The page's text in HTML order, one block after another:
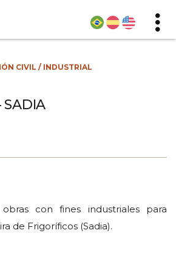
CIVIL / INDUSTRIAL
SADIA
con fines industriales para
de Frigoríficos (Sadia).